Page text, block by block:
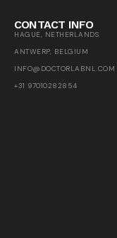
CONTACT INFO
HAGUE, NETHERLANDS
ANTWERP, BELGIUM
INFO@DOCTORLABNL.COM
+31 97010282854